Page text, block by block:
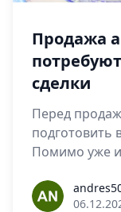
Продажа
сделки
Перед
подготовить
Помимо уже
andres500